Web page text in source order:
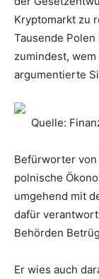
Kryptomarkt zu
Tausende
zumindest, wem
argumentierte
Quelle:
Befürworter
polnische
umgehend mit
dafür
Behörden
Er wies auch